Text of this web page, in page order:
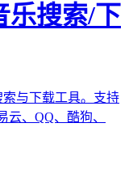
乐搜索/下
与下载工具。支持
云、QQ、酷狗、